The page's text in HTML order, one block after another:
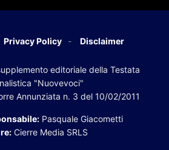
Privacy Policy Disclaimer
editoriale della Testata
"Nuovevoci"
Annunziata n. 3 del 10/02/2011
Pasquale Giacometti
Cierre Media SRLS